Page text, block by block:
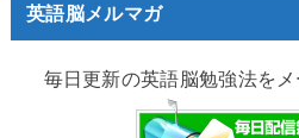
英語脳メルマガ
毎日更新の英語脳勉強法をメ